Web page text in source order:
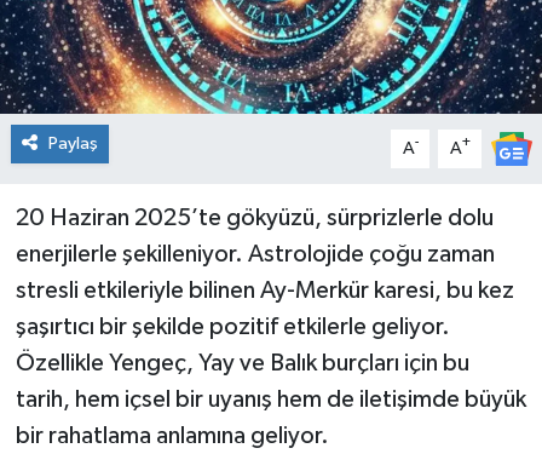
Paylaş A- A+
20 Haziran 2025’te gökyüzü, sürprizlerle dolu
enerjilerle şekilleniyor. Astrolojide çoğu zaman
stresli etkileriyle bilinen Ay-Merkür karesi, bu kez
şaşırtıcı bir şekilde pozitif etkilerle geliyor.
Özellikle Yengeç, Yay ve Balık burçları için bu
tarih, hem içsel bir uyanış hem de iletişimde büyük
bir rahatlama anlamına geliyor.
Çevre
Okul Gazetesi